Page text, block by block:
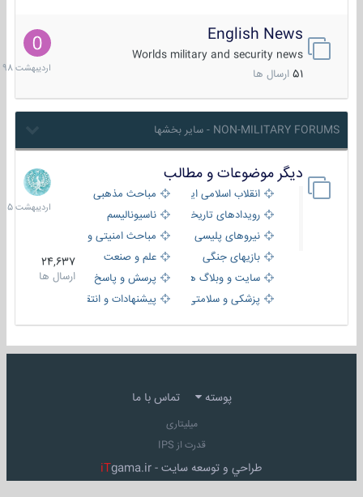
English News
Worlds military and security news
51 ارسال ها
10
1398
NON-MILITARY FORUMS - سایر بخشها
دیگر موضوعات و مطالب
انقلاب اسلامی ایران
مباحث مذهبی
رویدادهای تاریخی و مذهبیناسیونالیسم
نیروهای پلیسی
مباحث امنیتی و اطلاعاتی
بازیهای جنگی
علم و صنعت
سایت و وبلاگ ها
پرسش و پاسخ
پزشکی و سلامتی
پیشنهادات و انتقادات
24,637
ارسال ها
8
1405
پوسته تماس با ما
میلیتاری
قدرت از IPS
طراحي و توسعه سايت - iTgama.ir